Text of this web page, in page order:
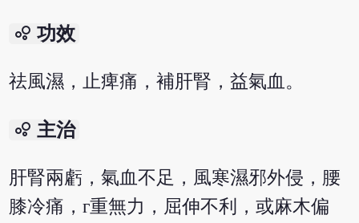
bubble_chart 功效
祛風濕，止痺痛，補肝腎，益氣血。
bubble_chart 主治
肝腎兩虧，氣血不足，風寒濕邪外侵，腰
膝冷痛，г重無力，屈伸不利，或麻木偏